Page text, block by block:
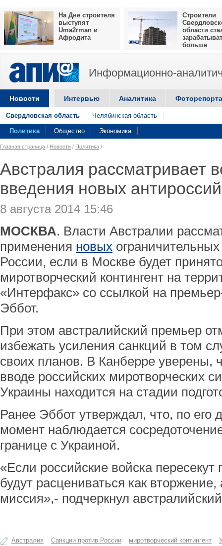
На Дне строителя
выступят
Uma2rman и
Афродита
Строители
области
больше
Информационно-
Новости Интервью Аналитика
Свердловская область Челябинская область
Политика Общество Экономика
Главная страница / Новости / Политика /
Австралия рассматривает
введения новых
8 августа 2014 15:46
МОСКВА. Власти Австралии
применения новых
России, если в Москве будет
миротворческий контингент на
«Интерфакс» со ссылкой на
Эббот.
При этом австралийский премьер
избежать усиления санкций в том
своих планов. В Канберре уверены,
вводе российских миротворческих
Украины находится на стадии
Ранее Эббот утверждал, что, по
момент наблюдается
границе с Украиной.
«Если российские войска пересекут
будут расцениваться как
миссия»,- подчеркнул
Австралия Санкции против России миротворческий контингент